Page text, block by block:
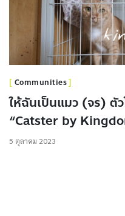
Communities
ให้ฉันเป็นแมว (จร) ตั
“Catster by
5 ตุลาคม 2023